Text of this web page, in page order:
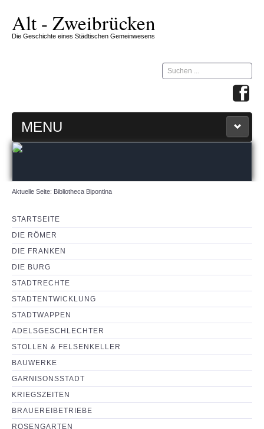
Alt - Zweibrücken
Die Geschichte eines Städtischen Gemeinwesens
Suchen
...
MENU
ZW-ZIRKEL
360 GRAD MAP
IMPRESSUM & KONTAKT
NEUIGKEITEN
PARTNERSEITEN
Aktuelle Seite: Bibliotheca Bipontina
STARTSEITE
DIE RÖMER
DIE FRANKEN
DIE BURG
STADTRECHTE
STADTENTWICKLUNG
STADTWAPPEN
ADELSGESCHLECHTER
STOLLEN & FELSENKELLER
BAUWERKE
GARNISONSSTADT
KRIEGSZEITEN
BRAUEREIBETRIEBE
ROSENGARTEN